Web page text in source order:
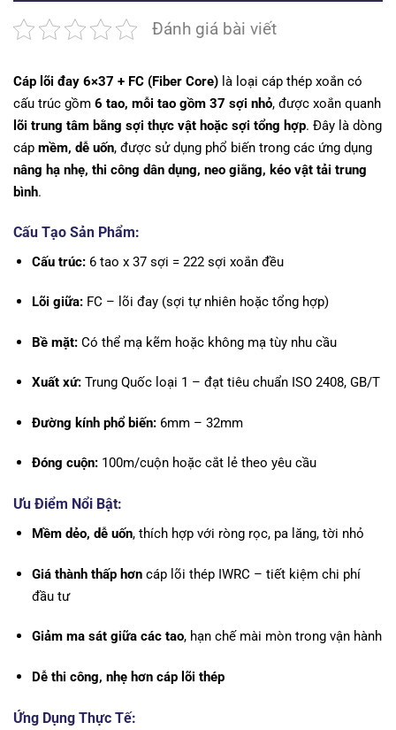
Đánh giá bài viết
Cáp lõi đay 6×37 + FC (Fiber Core) là loại cáp thép xoắn có
cấu trúc gồm 6 tao, mỗi tao gồm 37 sợi nhỏ, được xoắn quanh
lõi trung tâm bằng sợi thực vật hoặc sợi tổng hợp. Đây là dòng
cáp mềm, dễ uốn, được sử dụng phổ biến trong các ứng dụng
nâng hạ nhẹ, thi công dân dụng, neo giằng, kéo vật tải trung
bình.
Cấu Tạo Sản Phẩm:
Cấu trúc:6 tao x 37 sợi = 222 sợi xoắn đều
Lõi giữa:FC – lõi đay (sợi tự nhiên hoặc tổng hợp)
Bề mặt:Có thể mạ kẽm hoặc không mạ tùy nhu cầu
Xuất xứ:Trung Quốc loại 1 – đạt tiêu chuẩn ISO 2408, GB/T
Đường kính phổ biến:6mm – 32mm
Đóng cuộn:100m/cuộn hoặc cắt lẻ theo yêu cầu
Ưu Điểm Nổi Bật:
Mềm dẻo, dễ uốn, thích hợp với ròng rọc, pa lăng, tời nhỏ
Giá thành thấp hơncáp lõi thép IWRC – tiết kiệm chi phí
đầu tư
Giảm ma sát giữa các tao, hạn chế mài mòn trong vận hành
Dễ thi công, nhẹ hơn cáp lõi thép
Ứng Dụng Thực Tế: